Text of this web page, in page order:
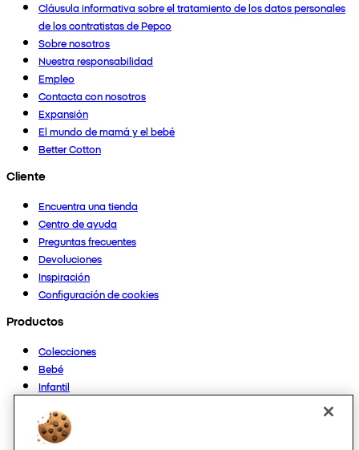
Cláusula informativa sobre el tratamiento de los datos personales
de los contratistas de Pepco
Sobre nosotros
Nuestra responsabilidad
Empleo
Contacta con nosotros
Expansión
El mundo de mamá y el bebé
Better Cotton
Cliente
Encuentra una tienda
Centro de ayuda
Preguntas frecuentes
Devoluciones
Inspiración
Configuración de cookies
Productos
Colecciones
Bebé
Infantil
Mujer
Hombre